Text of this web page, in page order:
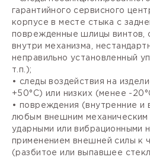
гарантийного сервисного
корпусе в месте стыка с
поврежденные шлицы винтов,
внутри механизма,
неправильно установленный
т.п.);
• следы воздействия на
+50°С) или низких (менее -
• повреждения (внутренние и
любым внешним механическим
ударными или вибрационными
применением внешней силы к
(разбитое или выпавшее